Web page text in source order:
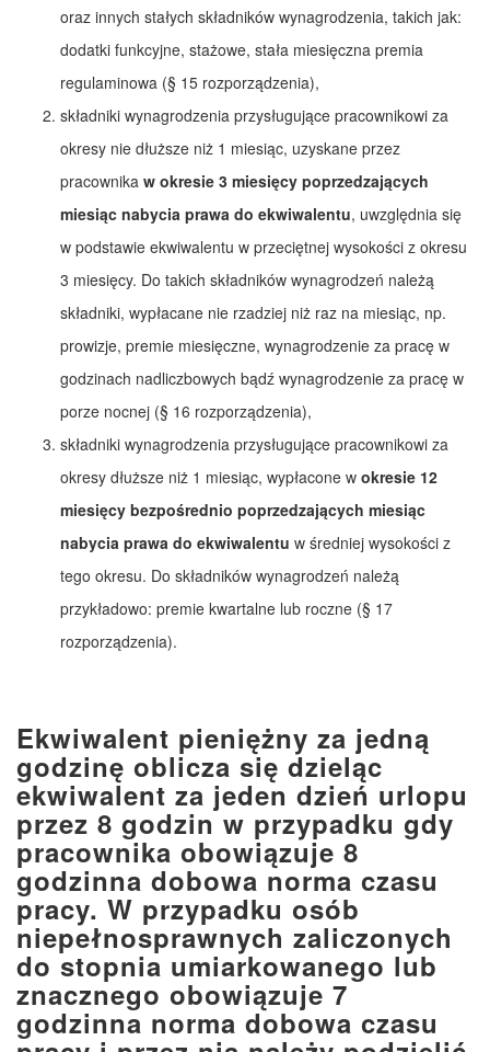
oraz innych stałych składników wynagrodzenia, takich jak:
dodatki funkcyjne, stażowe, stała miesięczna premia
regulaminowa (§ 15 rozporządzenia),
składniki wynagrodzenia przysługujące pracownikowi za
okresy nie dłuższe niż 1 miesiąc, uzyskane przez
pracownika w okresie 3 miesięcy poprzedzających
miesiąc nabycia prawa do ekwiwalentu, uwzględnia się
w podstawie ekwiwalentu w przeciętnej wysokości z okresu
3 miesięcy. Do takich składników wynagrodzeń należą
składniki, wypłacane nie rzadziej niż raz na miesiąc, np.
prowizje, premie miesięczne, wynagrodzenie za pracę w
godzinach nadliczbowych bądź wynagrodzenie za pracę w
porze nocnej (§ 16 rozporządzenia),
składniki wynagrodzenia przysługujące pracownikowi za
okresy dłuższe niż 1 miesiąc, wypłacone w okresie 12
miesięcy bezpośrednio poprzedzających miesiąc
nabycia prawa do ekwiwalentu w średniej wysokości z
tego okresu. Do składników wynagrodzeń należą
przykładowo: premie kwartalne lub roczne (§ 17
rozporządzenia).
Ekwiwalent pieniężny za jedną
godzinę oblicza się dzieląc
ekwiwalent za jeden dzień urlopu
przez 8 godzin w przypadku gdy
pracownika obowiązuje 8
godzinna dobowa norma czasu
pracy. W przypadku osób
niepełnosprawnych zaliczonych
do stopnia umiarkowanego lub
znacznego obowiązuje 7
godzinna norma dobowa czasu